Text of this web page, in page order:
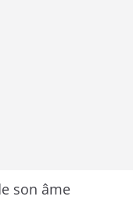
son âme